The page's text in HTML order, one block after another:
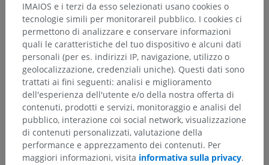
Neuroanatomia umana
Traduzioni
Hai notato un errore?
Non esitare a suggerire una correzione, traduzione o
un miglioramento dei contenuti.
IMAIOS e i terzi da esso selezionati usano cookies o
tecnologie simili per monitorareil pubblico. I cookies ci
permettono di analizzare e conservare informazioni
quali le caratteristiche del tuo dispositivo e alcuni dati
personali (per es. indirizzi IP, navigazione, utilizzo o
geolocalizzazione, credenziali uniche). Questi dati sono
trattati ai fini seguenti: analisi e miglioramento
dell'esperienza dell'utente e/o della nostra offerta di
contenuti, prodotti e servizi, monitoraggio e analisi del
pubblico, interazione coi social network, visualizzazione
di contenuti personalizzati, valutazione della
performance e apprezzamento dei contenuti. Per
maggiori informazioni, visita informativa sulla privacy.